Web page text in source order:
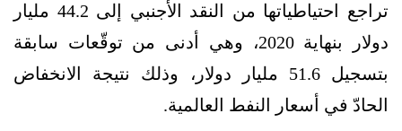
تراجع احتياطياتها من النقد الأجنبي إلى 44.2 مليار
دولار بنهاية 2020، وهي أدنى من توقّعات سابقة
بتسجيل 51.6 مليار دولار، وذلك نتيجة الانخفاض
الحادّ في أسعار النفط العالمية.